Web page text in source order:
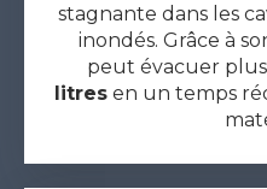
stagnante dans les
inondés. Grâce à
peut évacuer
litres en un temps